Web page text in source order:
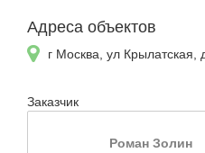
Адреса объектов
г Москва, ул
Заказчик
Роман Золин